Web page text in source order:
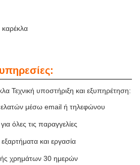
Τεχνική υποστήριξη και εξυπηρέτηση:
μέσω email ή τηλεφώνου
όλες τις παραγγελίες
και εργασία
χρημάτων 30 ημερών